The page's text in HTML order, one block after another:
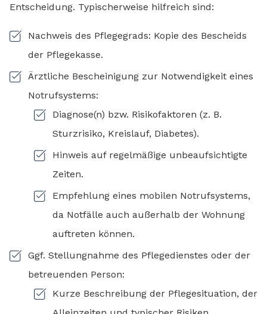
Entscheidung. Typischerweise hilfreich sind:
Nachweis des Pflegegrads: Kopie des Bescheids
der Pflegekasse.
Ärztliche Bescheinigung zur Notwendigkeit eines
Notrufsystems:
Diagnose(n) bzw. Risikofaktoren (z. B.
Sturzrisiko, Kreislauf, Diabetes).
Hinweis auf regelmäßige unbeaufsichtigte
Zeiten.
Empfehlung eines mobilen Notrufsystems,
da Notfälle auch außerhalb der Wohnung
auftreten können.
Ggf. Stellungnahme des Pflegedienstes oder der
betreuenden Person:
Kurze Beschreibung der Pflegesituation, der